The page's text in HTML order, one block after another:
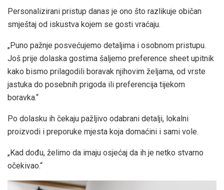
Personalizirani pristup danas je ono što razlikuje običan
smještaj od iskustva kojem se gosti vraćaju.
„Puno pažnje posvećujemo detaljima i osobnom pristupu.
Još prije dolaska gostima šaljemo preference sheet upitnik
kako bismo prilagodili boravak njihovim željama, od vrste
jastuka do posebnih prigoda ili preferencija tijekom
boravka.“
Po dolasku ih čekaju pažljivo odabrani detalji, lokalni
proizvodi i preporuke mjesta koja domaćini i sami vole.
„Kad dođu, želimo da imaju osjećaj da ih je netko stvarno
očekivao.“